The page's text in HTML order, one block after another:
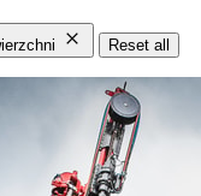
Reset all